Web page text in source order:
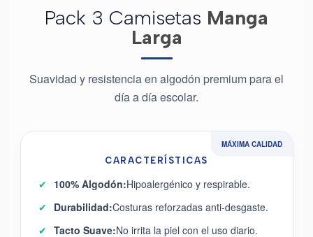
Pack 3 Camisetas Manga
Larga
Suavidad y resistencia en algodón premium para el
día a día escolar.
MÁXIMA CALIDAD
CARACTERÍSTICAS
✔ 100% Algodón:Hipoalergénico y respirable.
✔
Durabilidad:Costuras reforzadas anti-desgaste.
✔ Tacto Suave:No irrita la piel con el uso diario.